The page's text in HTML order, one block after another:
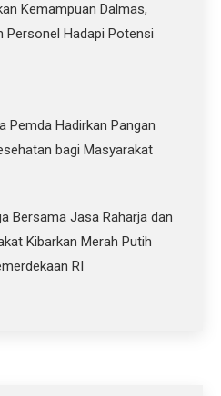
Kemampuan Dalmas,
Personel Hadapi Potensi
Pemda Hadirkan Pangan
bagi Masyarakat
Bersama Jasa Raharja dan
Kibarkan Merah Putih
RI